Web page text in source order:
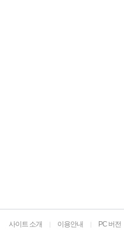
사이트 소개 | 이용안내 | PC 버전